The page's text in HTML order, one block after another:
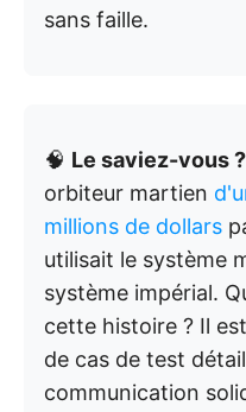
sans faille.
🧠 Le saviez-vous ?
orbiteur martien
millions de dollars
utilisait le système
système impérial.
cette histoire ? Il
de cas de test
communication